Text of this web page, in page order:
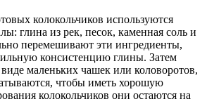
колокольчиков используются
глина из рек, песок, каменная соль и
перемешивают эти ингредиенты,
консистенцию глины. Затем
маленьких чашек или коловоротов,
чтобы иметь хорошую
колокольчиков они остаются на